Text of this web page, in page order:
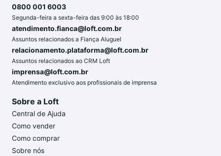
0800 001 6003
Segunda-feira a sexta-feira das 9:00 às 18:00
atendimento.fianca@loft.com.br
Assuntos relacionados a Fiança Aluguel
relacionamento.plataforma@loft.com.br
Assuntos relacionados ao CRM Loft
imprensa@loft.com.br
Atendimento exclusivo aos profissionais de imprensa
Sobre a Loft
Central de Ajuda
Como vender
Como comprar
Sobre nós